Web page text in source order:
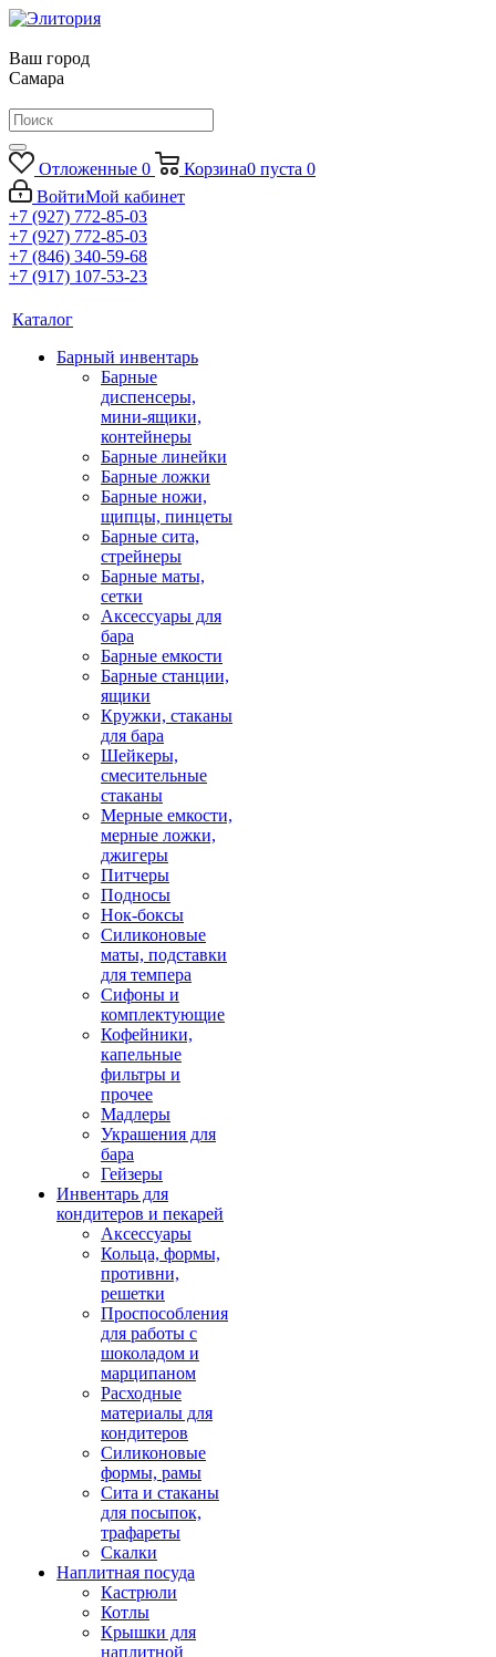
Ваш город
Самара
Отложенные 0 Корзина0 пуста 0
ВойтиМой кабинет
+7 (927) 772-85-03
+7 (927) 772-85-03
+7 (846) 340-59-68
+7 (917) 107-53-23
Каталог
Барный инвентарь
Барные
диспенсеры,
мини-ящики,
контейнеры
Барные линейки
Барные ложки
Барные ножи,
щипцы, пинцеты
Барные сита,
стрейнеры
Барные маты,
сетки
Аксессуары для
бара
Барные емкости
Барные станции,
ящики
Кружки, стаканы
для бара
Шейкеры,
смесительные
стаканы
Мерные емкости,
мерные ложки,
джигеры
Питчеры
Подносы
Нок-боксы
Силиконовые
маты, подставки
для темпера
Сифоны и
комплектующие
Кофейники,
капельные
фильтры и
прочее
Мадлеры
Украшения для
бара
Гейзеры
Инвентарь для
кондитеров и пекарей
Аксессуары
Кольца, формы,
противни,
решетки
Проспособления
для работы с
шоколадом и
марципаном
Расходные
материалы для
кондитеров
Силиконовые
формы, рамы
Сита и стаканы
для посыпок,
трафареты
Скалки
Наплитная посуда
Кастрюли
Котлы
Крышки для
наплитной